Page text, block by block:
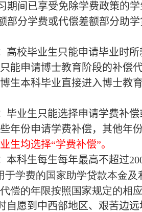
期间已享受免除学费政策的
分学费或代偿差额部分助学
高校毕业生只能申请毕业时
能申请博士教育阶段的补偿
生本科毕业直接进入博士教
毕业生只能选择申请学费补
年份申请学费补偿，其他年
生均选择“学费补偿”。
本科生每生每年最高不超过
于学费的国家助学贷款本金及
偿的年限按照国家规定的相
自愿到中西部地区、艰苦边